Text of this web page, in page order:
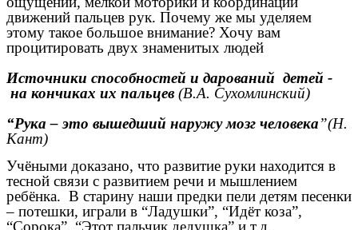
движений пальцев рук. Почему же мы уделяем
этому такое большое внимание? Хочу вам
процитировать двух знаменитых людей
Источники способностей и дарований детей -
на кончиках их пальцев (В.А. Сухомлинский)
“Рука – это вышедший наружу мозг человека”(Н.
Кант)
Учёными доказано, что развитие руки находится в
тесной связи с развитием речи и мышлением
ребёнка. В старину наши предки пели детям песенки
– потешки, играли в “Ладушки”, “Идёт коза”,
“Сорока”, “Этот пальчик дедушка” и т.д.,